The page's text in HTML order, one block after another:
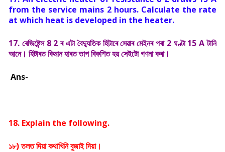
from the service mains 2 hours. Calculate the rate
at which heat is developed in the heater.
17. ৰেজিষ্টেন্স 8 2 ৰ এটা বৈদ্যুতিক হিটাৰে সেৱাৰ মেইনৰ পৰা 2 ঘণ্টা 15 A টানি
আনে। হিটাৰত কিমান হাৰত তাপ বিকশিত হয় সেইটো গণনা কৰা।
Ans-
18. Explain the following.
১৮) তলত দিয়া কথাখিনি বুজাই দিয়া।